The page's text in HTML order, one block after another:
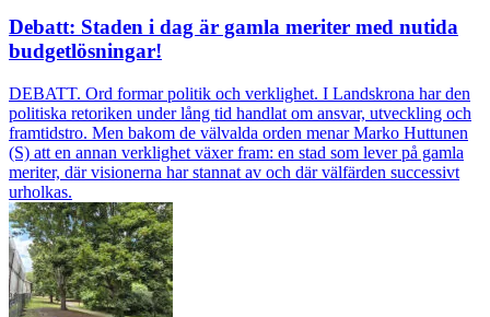
Debatt: Staden i dag är gamla meriter med nutida
budgetlösningar!
DEBATT. Ord formar politik och verklighet. I Landskrona har den
politiska retoriken under lång tid handlat om ansvar, utveckling och
framtidstro. Men bakom de välvalda orden menar Marko Huttunen
(S) att en annan verklighet växer fram: en stad som lever på gamla
meriter, där visionerna har stannat av och där välfärden successivt
urholkas.